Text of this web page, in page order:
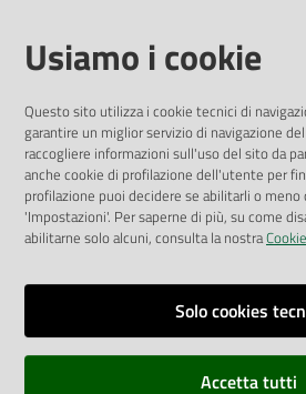
Amministrazione Trasparente
Pubblicità legale
Privacy Policy
Attuazione Misure PNRR
Liste di Attesa
ENTI, IMPRESE E PARTNER
Fatturazione Elettronica
Richiesta Patrocinio
Usiamo i cookie
Questo sito utilizza i cookie tecnici di
garantire un miglior servizio di navigazione
raccogliere informazioni sull'uso del sito da
anche cookie di profilazione dell'utente per
profilazione puoi decidere se abilitarli o meno
'Impostazioni'. Per saperne di più, su come
abilitarne solo alcuni, consulta la nostra
Solo cookies
Accetta tutti